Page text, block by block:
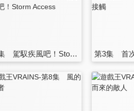
第2集 駕馭疾風吧！Storm Access 第3集 首